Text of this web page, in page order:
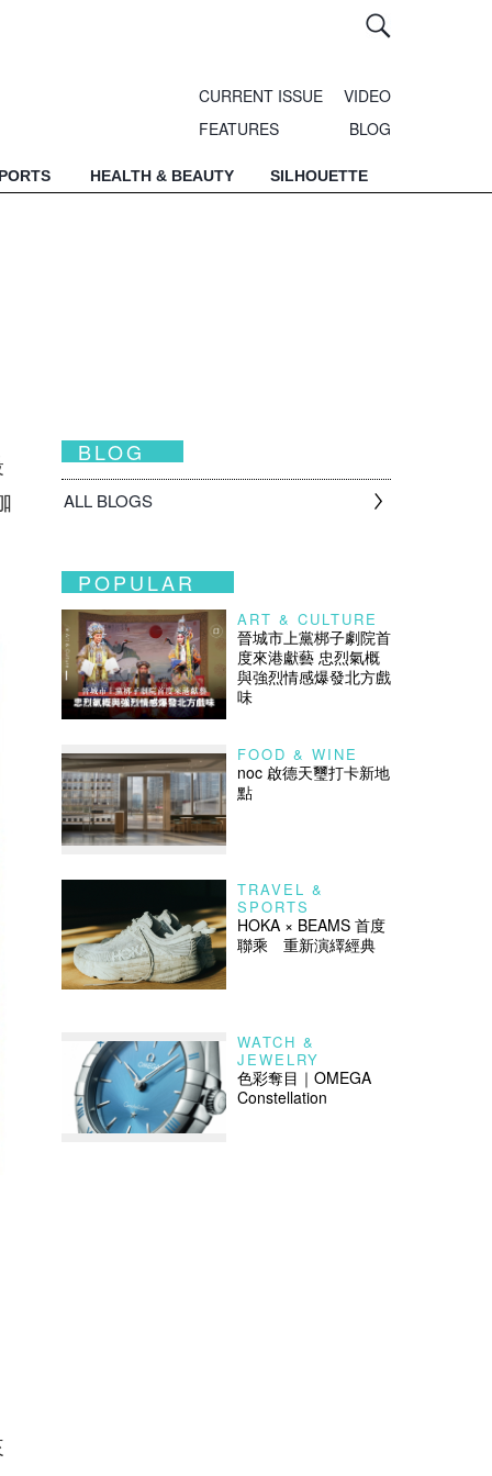
CURRENT ISSUE
VIDEO
FEATURES
BLOG
HEALTH & BEAUTY SILHOUETTE
BLOG
ALL BLOGS
POPULAR
ART & CULTURE
晉城市上黨梆子劇院首
度來港獻藝 忠烈氣概
與強烈情感爆發北方戲
味
FOOD & WINE
noc 啟德天璽打卡新地
點
TRAVEL &
SPORTS
HOKA × BEAMS 首度
聯乘 重新演繹經典
WATCH &
JEWELRY
色彩奪目｜OMEGA
Constellation